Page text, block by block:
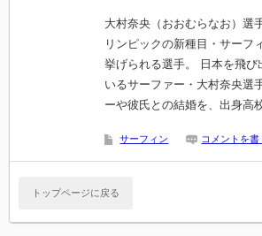
大村奈央（おおむらなお）選
リンピックの新種目・サーフ
挙げられる選手。 日本を飛び
いるサーファー・大村奈央選
ーや彼氏との結婚を、出身高
サーフィン コメントを書
トップページに戻る